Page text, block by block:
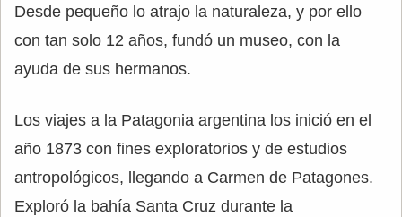
Desde pequeño lo atrajo la naturaleza, y por ello
con tan solo 12 años, fundó un museo, con la
ayuda de sus hermanos.
Los viajes a la Patagonia argentina los inició en el
año 1873 con fines exploratorios y de estudios
antropológicos, llegando a Carmen de Patagones.
Exploró la bahía Santa Cruz durante la